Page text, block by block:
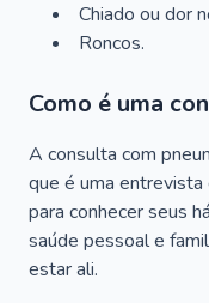
Chiado ou dor
Roncos.
Como é uma
A consulta com
que é uma
para conhecer seus
saúde pessoal e
estar ali.